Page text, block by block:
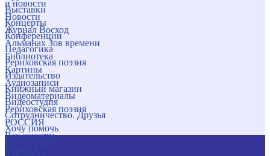
и новости
Новости
Журнал Восход
Альманах Зов времени
Библиотека
Картины
Аудиозаписи
Видеоматериалы
Рериховская поэзия
РОССИЯ
Все соцсети
Выставки
Концерты
Конференции
Педагогика
Рериховская поэзия
Издательство
Книжный магазин
Видеостудия
Сотрудничество. Друзья
Хочу помочь